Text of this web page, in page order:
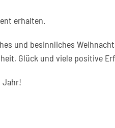
erhalten.
und besinnliches
Glück und viele positive
Jahr!